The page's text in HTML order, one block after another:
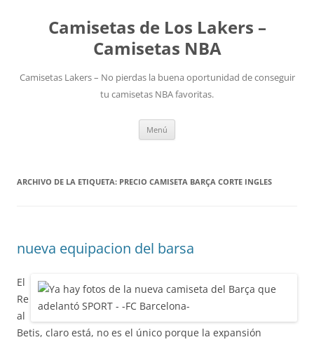
Camisetas de Los Lakers –
Camisetas NBA
Camisetas Lakers – No pierdas la buena oportunidad de conseguir
tu camisetas NBA favoritas.
Menú
ARCHIVO DE LA ETIQUETA: PRECIO CAMISETA BARÇA CORTE INGLES
nueva equipacion del barsa
El
Re
al
Betis, claro está, no es el único porque la expansión